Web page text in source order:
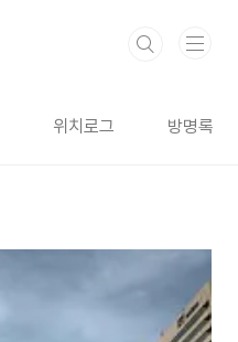
위치로그 방명록